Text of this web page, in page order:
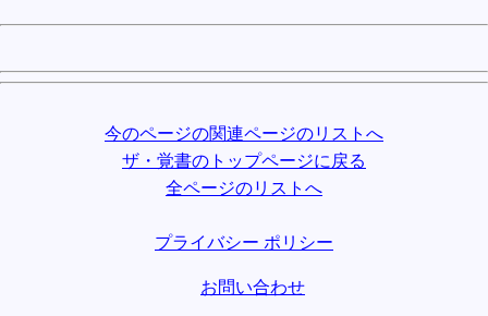
今のページの関連ページのリストへ
ザ・覚書のトップページに戻る
全ページのリストへ
プライバシー ポリシー
お問い合わせ